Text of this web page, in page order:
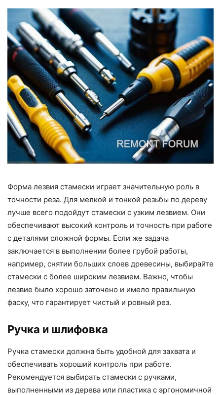
Форма лезвия стамески играет значительную роль в
точности реза. Для мелкой и тонкой резьбы по дереву
лучше всего подойдут стамески с узким лезвием. Они
обеспечивают высокий контроль и точность при работе
с деталями сложной формы. Если же задача
заключается в выполнении более грубой работы,
например, снятии больших слоев древесины, выбирайте
стамески с более широким лезвием. Важно, чтобы
лезвие было хорошо заточено и имело правильную
фаску, что гарантирует чистый и ровный рез.
Ручка и шлифовка
Ручка стамески должна быть удобной для захвата и
обеспечивать хороший контроль при работе.
Рекомендуется выбирать стамески с ручками,
выполненными из дерева или пластика с эргономичной